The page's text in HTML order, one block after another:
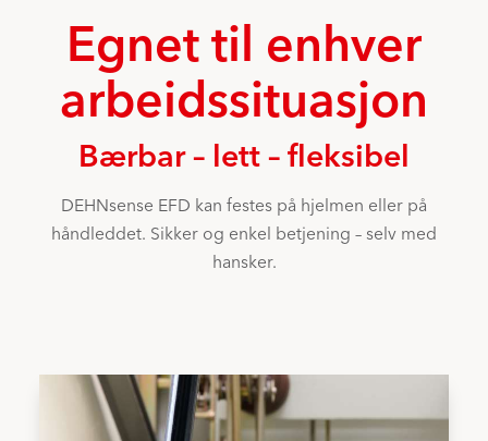
Egnet til enhver
arbeidssituasjon
Bærbar – lett – fleksibel
DEHNsense EFD kan festes på hjelmen eller på
håndleddet. Sikker og enkel betjening – selv med
hansker.